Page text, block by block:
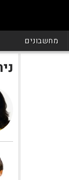
מחשבונים